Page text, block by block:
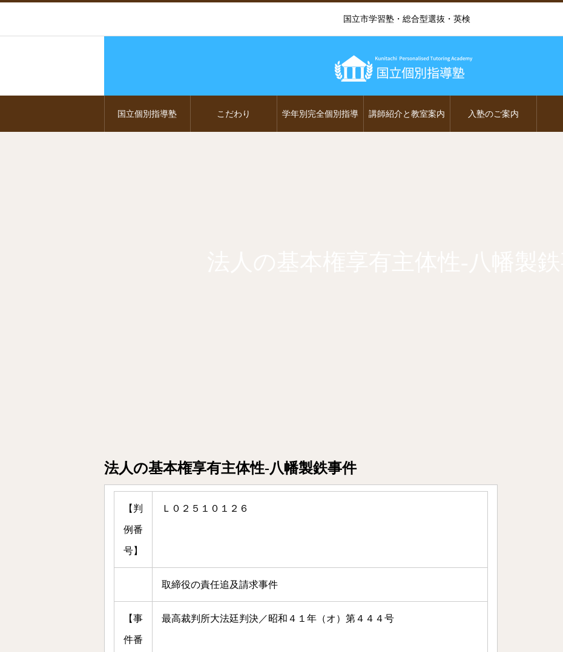
国立市学習塾・総合型選抜・英検
国立個別指導塾 こだわり 学年別完全個別指導 講師紹介と教室案内 入塾のご案内
法人の基本権享有主体性-八幡製鉄事件
【判
例番
号】
Ｌ０２５１０１２６
取締役の責任追及請求事件
【事
件番
最高裁判所大法廷判決／昭和４１年（オ）第４４４号